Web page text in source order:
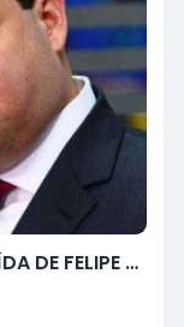
ADVOGADOS PEDEM A SAÍDA DE FELIPE SANTA CRUZ DA OAB